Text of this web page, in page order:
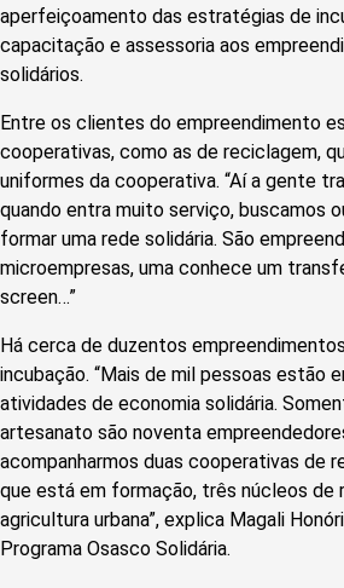
aperfeiçoamento das estratégias de
capacitação e assessoria aos
solidários.
Entre os clientes do empreendimento
cooperativas, como as de reciclagem,
uniformes da cooperativa. “Aí a gente
quando entra muito serviço, buscamos
formar uma rede solidária. São
microempresas, uma conhece um
screen…”
Há cerca de duzentos
incubação. “Mais de mil pessoas estão
atividades de economia solidária.
artesanato são noventa
acompanharmos duas cooperativas de
que está em formação, três núcleos de
agricultura urbana”, explica Magali
Programa Osasco Solidária.